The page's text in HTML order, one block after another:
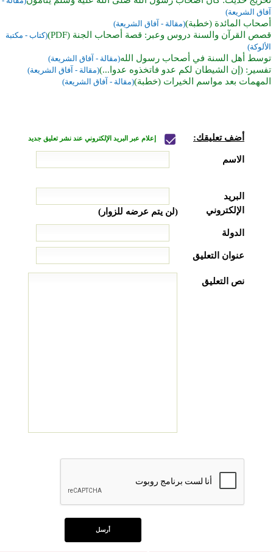
آفاق الشريعة)
أصحاب المائدة (خطبة)(مقالة - آفاق الشريعة)
قصص القرآن والسنة دروس وعبر: قصة أصحاب الجنة (PDF)
(كتاب - مكتبة
الألوكة)
توسط أهل السنة في أصحاب رسول الله(مقالة - آفاق الشريعة)
تفسير: (إن الشيطان لكم عدو فاتخذوه عدوا...)(مقالة - آفاق الشريعة)
المهمات بعد مواسم الخيرات (خطبة)(مقالة - آفاق الشريعة)
أضف تعليقك: إعلام عبر البريد الإلكتروني عند نشر تعليق جديد
الاسم
البريد
الإلكتروني
(لن يتم عرضه للزوار)
الدولة
عنوان التعليق
نص التعليق